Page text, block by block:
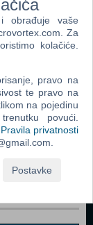
obrađuje vaše
Za
kolačiće.
pravo na
te pravo na
na pojedinu
povući.
Pravila privatnosti
Postavke